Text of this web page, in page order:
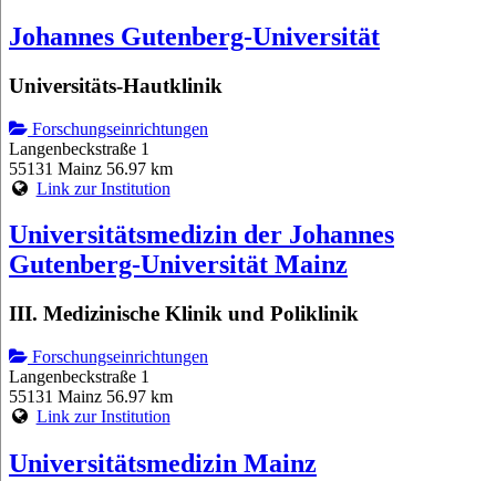
Johannes Gutenberg-Universität
Universitäts-Hautklinik
Forschungseinrichtungen
Langenbeckstraße 1
55131 Mainz 56.97 km
Link zur Institution
Universitätsmedizin der Johannes
Gutenberg-Universität Mainz
III. Medizinische Klinik und Poliklinik
Forschungseinrichtungen
Langenbeckstraße 1
55131 Mainz 56.97 km
Link zur Institution
Universitätsmedizin Mainz